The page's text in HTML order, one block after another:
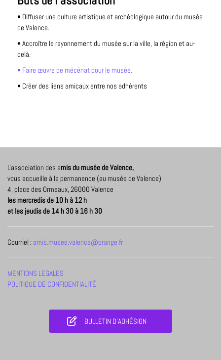
• Diffuser une culture artistique et archéologique autour du musée
de Valence.
• Accroître le rayonnement du musée sur la ville, la région et au-
delà.
• Faire œuvre de mécénat pour le musée.
• Créer des liens amicaux entre nos adhérents
L'association des amis du musée de Valence,
vous accueille à la permanence (au musée de Valence)
4, place des Ormeaux, 26000 Valence
les mercredis de 10 h à 12 h
et les jeudis de 14 h 30 à 16 h 30
Courriel : amis.musee.valence@orange.fr
MENTIONS LEGALES
POLITIQUE DE CONFIDENTIALITÉ
BULLETIN D'ADHÉSION